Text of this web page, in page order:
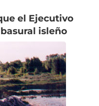
el Ejecutivo
isleño